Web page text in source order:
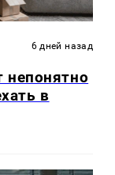
6 дней назад
непонятно
в